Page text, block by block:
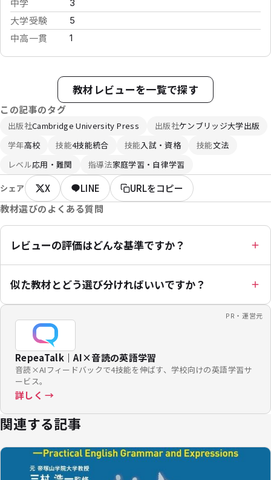
中学 3
大学受験 5
中高一貫 1
教材レビューを一覧で探す
この記事のタグ
出版社Cambridge University Press 出版社ケンブリッジ大学出版
学年高校 技能4技能統合 技能入試・資格 技能文法
レベル応用・難関 指導法家庭学習・自律学習
シェア X LINE
URLをコピー
教材選びのよくある質問
レビューの評価はどんな基準ですか？
似た教材とどう選び分ければいいですか？
PR・運営元
RepeaTalk｜AI×音読の英語学習
音読×AIフィードバックで4技能を伸ばす、学校向けの英語学習サ
ービス。
詳しく →
関連する記事